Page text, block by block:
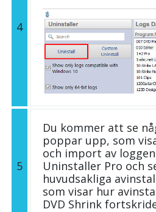
4
5
Du kommer att se
poppar upp, som
och import av
Uninstaller Pro och
huvudsakliga
som visar hur
DVD Shrink